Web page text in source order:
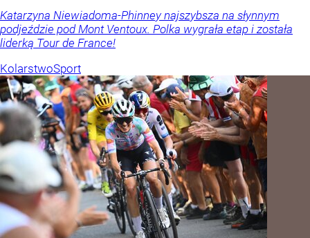
Katarzyna Niewiadoma-Phinney najszybsza na słynnym
podjeździe pod Mont Ventoux. Polka wygrała etap i została
liderką Tour de France!
KolarstwoSport